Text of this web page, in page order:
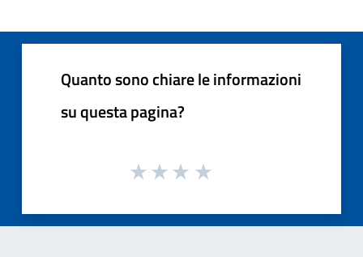
Quanto sono chiare le informazioni
su questa pagina?